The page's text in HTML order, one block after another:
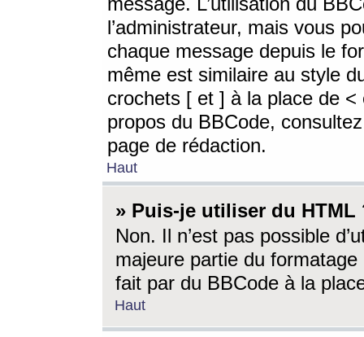
l’administrateur, mais vous
chaque message depuis le
même est similaire au style
crochets [ et ] à la place de <
propos du BBCode,
page de rédaction.
Haut
» Puis-je utiliser du HTML
Non. Il n’est pas possible
majeure partie du
fait par du BBCode à la
Haut